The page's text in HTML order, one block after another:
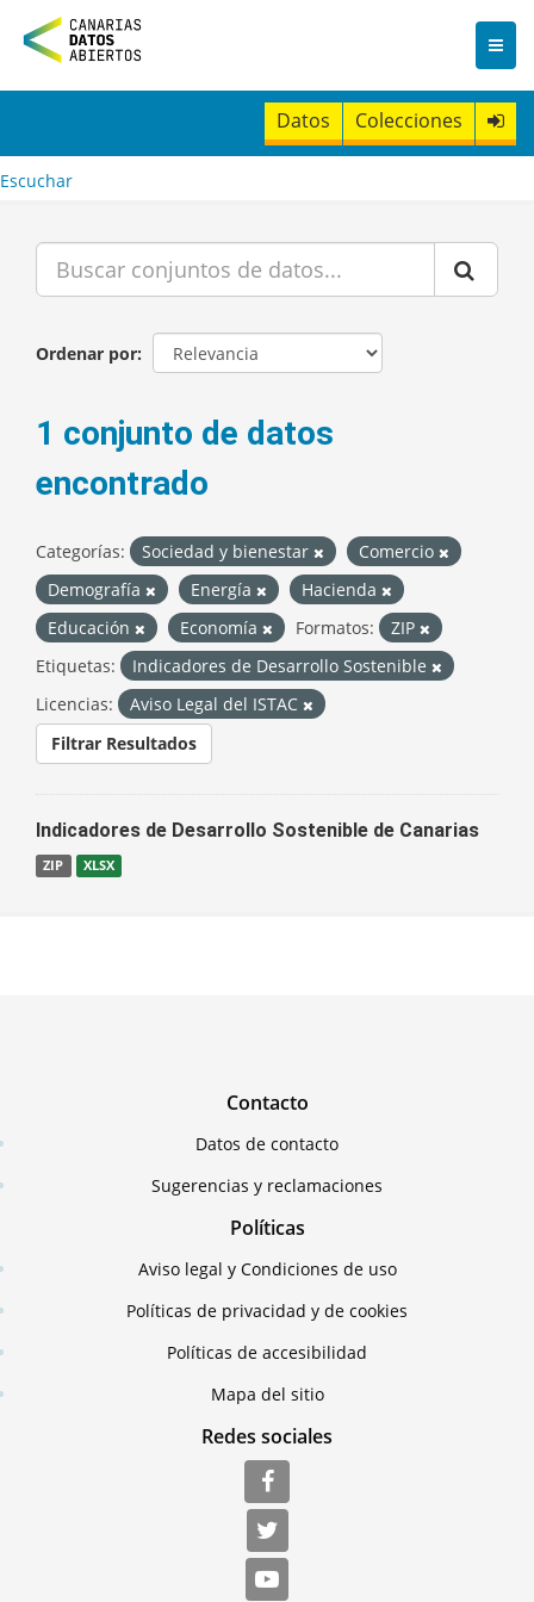
n
t
Datos Colecciones
Escuchar
Ordenar por
1 conjunto de datos
encontrado
Categorías: Sociedad y bienestar
Comercio
Demografía
Energía
Hacienda
Educación
Economía Formatos:
ZIP
Etiquetas:
Indicadores de Desarrollo Sostenible
Licencias:
Aviso Legal del ISTAC
Filtrar Resultados
Indicadores de Desarrollo Sostenible de Canarias
ZIP XLSX
Contacto
Datos de contacto
Sugerencias y reclamaciones
Políticas
Aviso legal y Condiciones de uso
Políticas de privacidad y de cookies
Políticas de accesibilidad
Mapa del sitio
Redes sociales